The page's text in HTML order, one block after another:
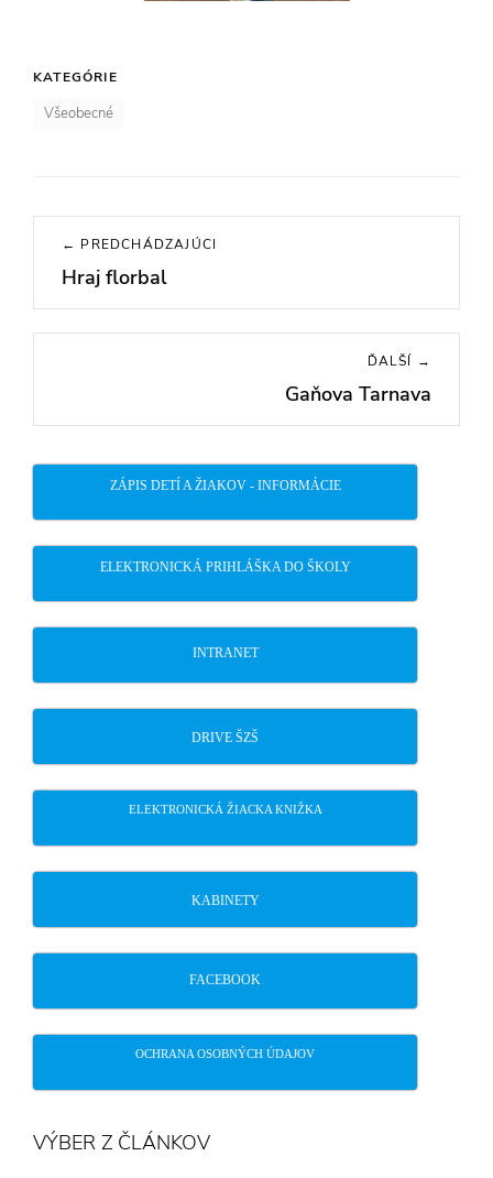
KATEGÓRIE
Všeobecné
Navigácia
článku
← PREDCHÁDZAJÚCI
Previous
post:
Hraj florbal
ĎALŠÍ →
post:
Gaňova Tarnava
ZÁPIS DETÍ A ŽIAKOV - INFORMÁCIE
ELEKTRONICKÁ PRIHLÁŠKA DO ŠKOLY
INTRANET
DRIVE ŠZŠ
ELEKTRONICKÁ ŽIACKA KNIŽKA
KABINETY
FACEBOOK
OCHRANA OSOBNÝCH ÚDAJOV
VÝBER Z ČLÁNKOV